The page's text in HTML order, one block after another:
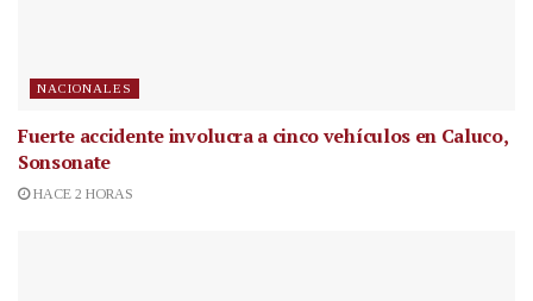
NACIONALES
Fuerte accidente involucra a cinco vehículos en Caluco,
Sonsonate
HACE 2 HORAS